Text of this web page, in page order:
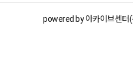
powered by 아카이브센터